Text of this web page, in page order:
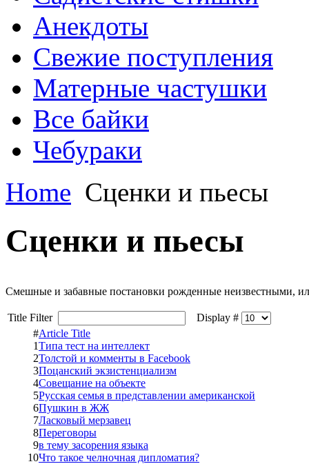
Анекдоты
Свежие поступления
Матерные частушки
Все байки
Чебураки
Home Сценки и пьесы
Сценки и пьесы
Смешные и забавные постановки рожденные неизвестными,
Title Filter
Display #
#Article Title
1Типа тест на интеллект
2Толстой и комменты в Facebook
3Поцанский экзистенциализм
4Совещание на объекте
5Русская семья в представлении американской
6Пушкин в ЖЖ
7Ласковый мерзавец
8Переговоры
9в тему засорения языка
10Что такое челночная дипломатия?